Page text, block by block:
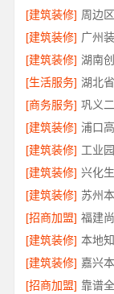
[建筑装修] 周边
[建筑装修]
[建筑装修] 湖南
[生活服务]
[商务服务]
[建筑装修]
[建筑装修]
[建筑装修] 兴化
[建筑装修]
[招商加盟]
[建筑装修] 本地
[建筑装修] 嘉兴
[招商加盟]